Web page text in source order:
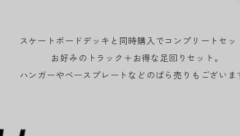
スケートボードデッキと同時購入でコンプリートセッ
お好みのトラック＋お得な足回りセット。
ハンガーやベースプレートなどのばら売りもございま